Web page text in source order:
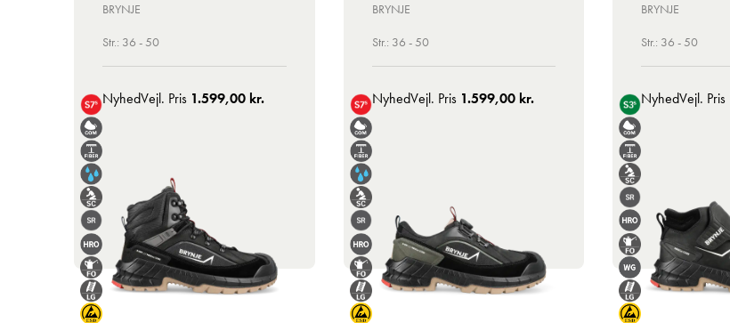
BRYNJE
Str.: 36 - 50
NyhedVejl. Pris 1.599,00 kr.
BRYNJE
Str.: 36 - 50
NyhedVejl. Pris 1.599,00 kr.
BRYNJE
Str.: 36 - 50
NyhedVejl. Pris